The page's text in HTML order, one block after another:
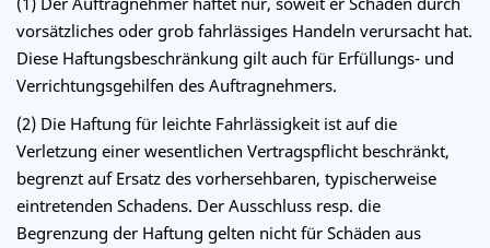
vorsätzliches oder grob fahrlässiges Handeln verursacht hat.
Diese Haftungsbeschränkung gilt auch für Erfüllungs- und
Verrichtungsgehilfen des Auftragnehmers.
(2) Die Haftung für leichte Fahrlässigkeit ist auf die
Verletzung einer wesentlichen Vertragspflicht beschränkt,
begrenzt auf Ersatz des vorhersehbaren, typischerweise
eintretenden Schadens. Der Ausschluss resp. die
Begrenzung der Haftung gelten nicht für Schäden aus